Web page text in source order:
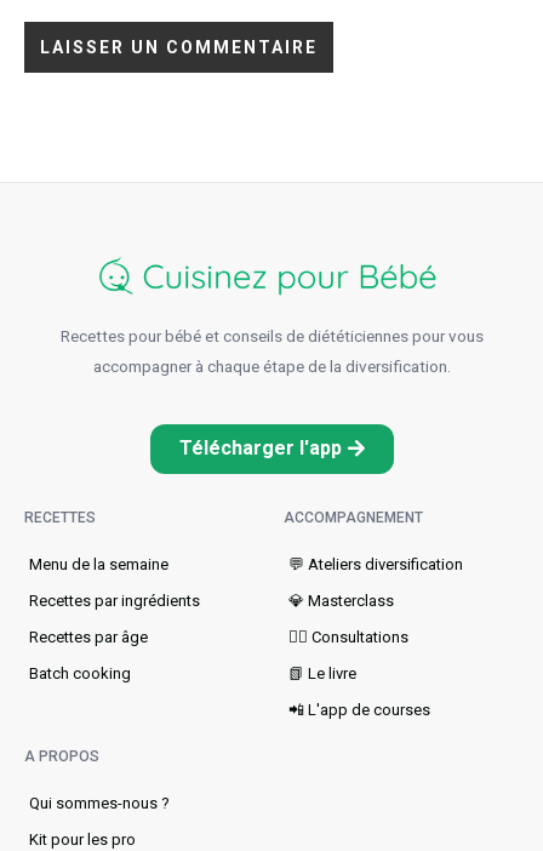
Recettes pour bébé et conseils de diététiciennes pour vous
accompagner à chaque étape de la diversification.
Télécharger l'app
RECETTES
Menu de la semaine​
Recettes par ingrédients
Recettes par âge
Batch cooking
ACCOMPAGNEMENT
💬 Ateliers diversification
💎 Masterclass
👩‍⚕️ Consultations
📗 Le livre
📲 L'app de courses
A PROPOS
Qui sommes-nous ?
Kit pour les pro